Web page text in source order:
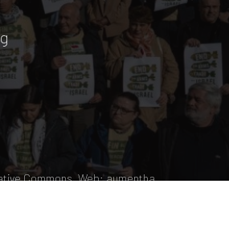
Commons. Web:aumentha